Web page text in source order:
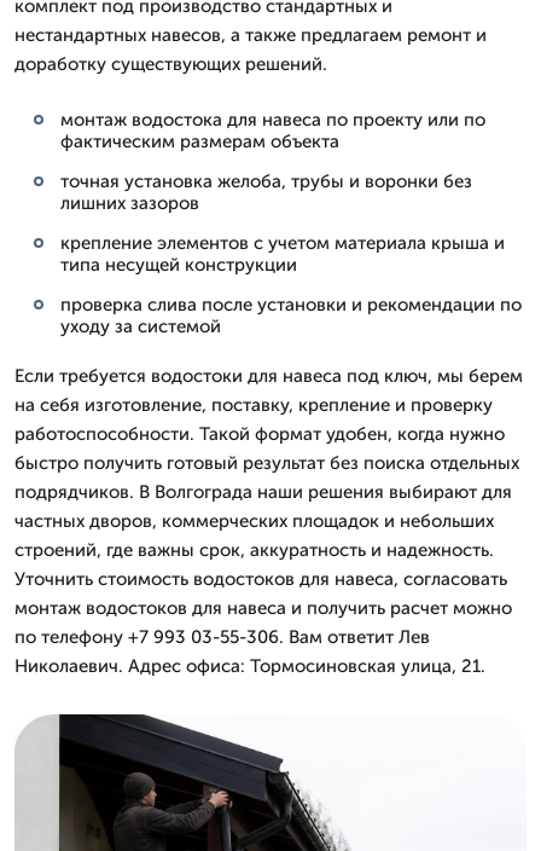
комплект под производство стандартных и
нестандартных навесов, а также предлагаем ремонт и
доработку существующих решений.
монтаж водостока для навеса по проекту или по
фактическим размерам объекта
точная установка желоба, трубы и воронки без
лишних зазоров
крепление элементов с учетом материала крыша и
типа несущей конструкции
проверка слива после установки и рекомендации по
уходу за системой
Если требуется водостоки для навеса под ключ, мы берем
на себя изготовление, поставку, крепление и проверку
работоспособности. Такой формат удобен, когда нужно
быстро получить готовый результат без поиска отдельных
подрядчиков. В Волгограда наши решения выбирают для
частных дворов, коммерческих площадок и небольших
строений, где важны срок, аккуратность и надежность.
Уточнить стоимость водостоков для навеса, согласовать
монтаж водостоков для навеса и получить расчет можно
по телефону +7 993 03-55-306. Вам ответит Лев
Николаевич. Адрес офиса: Тормосиновская улица, 21.